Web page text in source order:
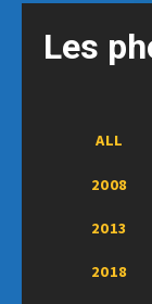
Les
ALL
2008
2013
2018